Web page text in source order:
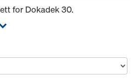
for Dokadek 30.